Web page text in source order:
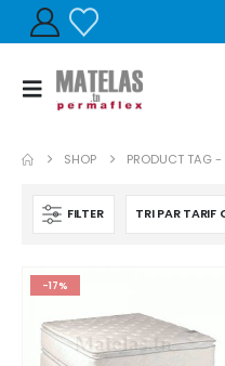
SHOP PRODUCT TAG -
FILTER
-17%